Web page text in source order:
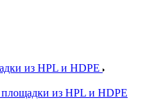
из HPL и HDPE
площадки из HPL и HDPE